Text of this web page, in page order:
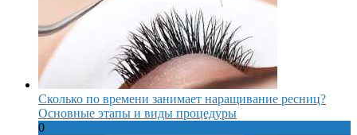
Сколько по времени занимает наращивание ресниц?
Основные этапы и виды процедуры
0